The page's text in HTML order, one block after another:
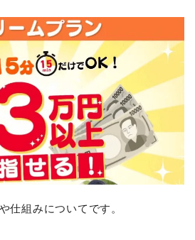
仕組みについてです。